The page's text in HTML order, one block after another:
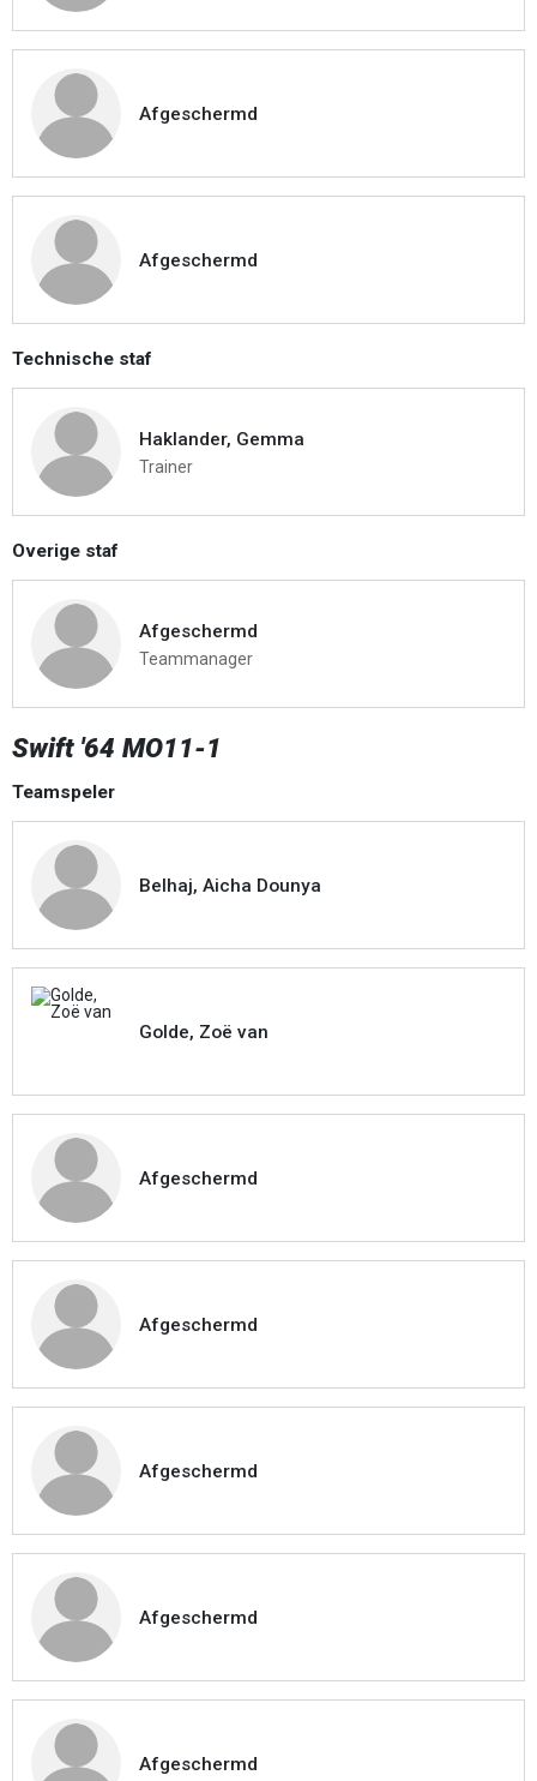
Afgeschermd
Afgeschermd
Technische staf
Haklander, Gemma
Trainer
Overige staf
Afgeschermd
Teammanager
Swift '64 MO11-1
Teamspeler
Belhaj, Aicha Dounya
Golde, Zoë van
Afgeschermd
Afgeschermd
Afgeschermd
Afgeschermd
Afgeschermd